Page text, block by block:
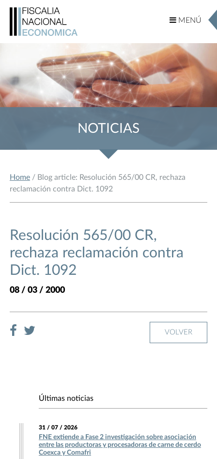
MENÚ
MENÚ
NOTICIAS
Home / Blog article: Resolución 565/00 CR, rechaza
reclamación contra Dict. 1092
Resolución 565/00 CR,
rechaza reclamación contra
Dict. 1092
08 / 03 / 2000
VOLVER
Últimas noticias
31 / 07 / 2026
FNE extiende a Fase 2 investigación sobre asociación
entre las productoras y procesadoras de carne de cerdo
Coexca y Comafri